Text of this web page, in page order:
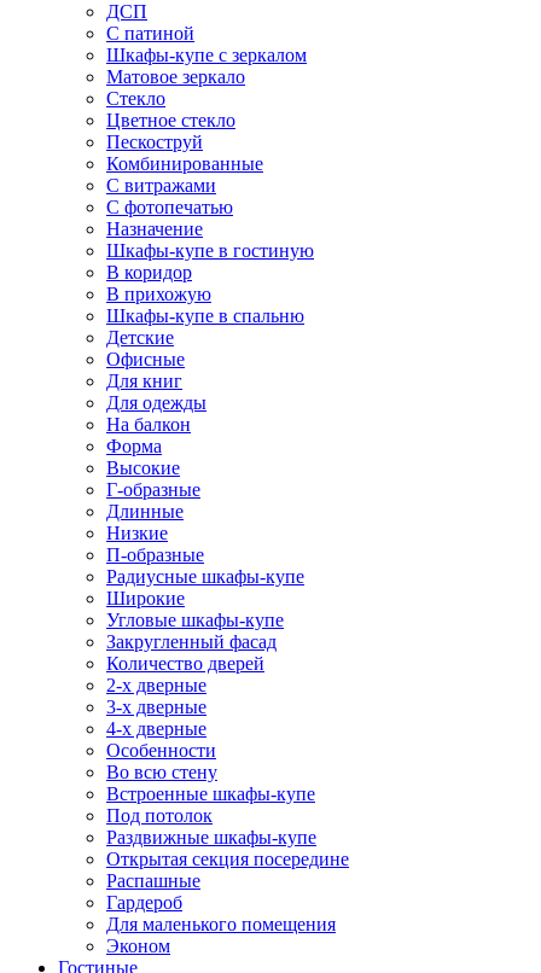
ДСП
С патиной
Шкафы-купе с зеркалом
Матовое зеркало
Стекло
Цветное стекло
Пескоструй
Комбинированные
С витражами
С фотопечатью
Назначение
Шкафы-купе в гостиную
В коридор
В прихожую
Шкафы-купе в спальню
Детские
Офисные
Для книг
Для одежды
На балкон
Форма
Высокие
Г-образные
Длинные
Низкие
П-образные
Радиусные шкафы-купе
Широкие
Угловые шкафы-купе
Закругленный фасад
Количество дверей
2-х дверные
3-х дверные
4-х дверные
Особенности
Во всю стену
Встроенные шкафы-купе
Под потолок
Раздвижные шкафы-купе
Открытая секция посередине
Распашные
Гардероб
Для маленького помещения
Эконом
Гостиные